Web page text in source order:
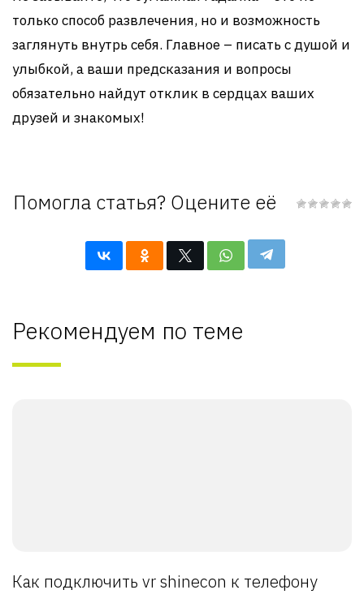
только способ развлечения, но и возможность
заглянуть внутрь себя. Главное – писать с душой и
улыбкой, а ваши предсказания и вопросы
обязательно найдут отклик в сердцах ваших
друзей и знакомых!
Помогла статья? Оцените её
Рекомендуем по теме
Как подключить vr shinecon к телефону